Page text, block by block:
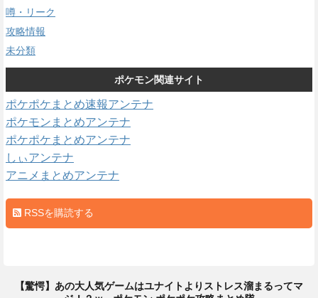
噂・リーク
攻略情報
未分類
ポケモン関連サイト
ポケポケまとめ速報アンテナ
ポケモンまとめアンテナ
ポケポケまとめアンテナ
しぃアンテナ
アニメまとめアンテナ
RSSを購読する
【驚愕】あの大人気ゲームはユナイトよりストレス溜まるってマ